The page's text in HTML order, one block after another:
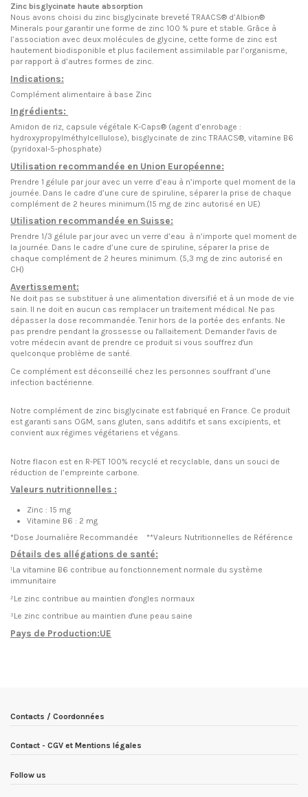
Zinc bisglycinate haute absorption
Nous avons choisi du zinc bisglycinate breveté TRAACS® d’Albion®
Minerals pour garantir une forme de zinc 100 % pure et stable. Grâce à
l’association avec deux molécules de glycine, cette forme de zinc est
hautement biodisponible et plus facilement assimilable par l’organisme,
par rapport à d’autres formes de zinc.
Indications:
Complément alimentaire à base Zinc
Ingrédients:
Amidon de riz, capsule végétale K-Caps® (agent d’enrobage :
hydroxypropylméthylcellulose), bisglycinate de zinc TRAACS®, vitamine B6
(pyridoxal-5-phosphate)
Utilisation recommandée en Union Européenne:
Prendre 1 gélule par jour avec un verre d’eau à n’importe quel moment de la
journée. Dans le cadre d’une cure de spiruline, séparer la prise de chaque
complément de 2 heures minimum.(15 mg de zinc autorisé en UE)
Utilisation recommandée en Suisse:
Prendre 1/3 gélule par jour avec un verre d’eau à n’importe quel moment de
la journée. Dans le cadre d’une cure de spiruline, séparer la prise de
chaque complément de 2 heures minimum. (5,3 mg de zinc autorisé en
CH)
Avertissement:
Ne doit pas se substituer à une alimentation diversifié et à un mode de vie
sain. Il ne doit en aucun cas remplacer un traitement médical. Ne pas
dépasser la dose recommandée. Tenir hors de la portée des enfants. Ne
pas prendre pendant la grossesse ou l'allaitement. Demander l'avis de
votre médecin avant de prendre ce produit si vous souffrez d'un
quelconque problème de santé.
Ce complément est déconseillé chez les personnes souffrant d’une
infection bactérienne.
Notre complément de zinc bisglycinate est fabriqué en France. Ce produit
est garanti sans OGM, sans gluten, sans additifs et sans excipients, et
convient aux régimes végétariens et végans.
Notre flacon est en R-PET 100% recyclé et recyclable, dans un souci de
réduction de l’empreinte carbone.
Valeurs nutritionnelles :
Zinc : 15 mg
Vitamine B6 : 2 mg
*Dose Journalière Recommandée
**Valeurs Nutritionnelles de Référence
Détails des allégations de santé:
¹La vitamine B6 contribue au fonctionnement normale du système
immunitaire
²Le zinc contribue au maintien d'ongles normaux
³Le zinc contribue au maintien d'une peau saine
Pays de Production:UE
Contacts / Coordonnées
Contact - CGV et Mentions légales
Follow us